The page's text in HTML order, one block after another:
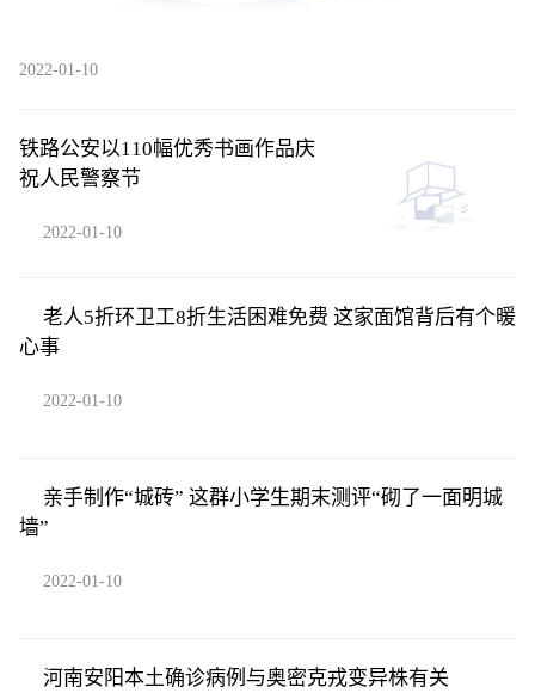
2022-01-10
铁路公安以110幅优秀书画作品庆
祝人民警察节
2022-01-10
老人5折环卫工8折生活困难免费 这家面馆背后有个暖
心事
2022-01-10
亲手制作“城砖” 这群小学生期末测评“砌了一面明城
墙”
2022-01-10
河南安阳本土确诊病例与奥密克戎变异株有关